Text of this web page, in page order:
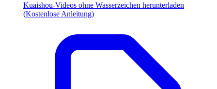
Kuaishou-Videos ohne Wasserzeichen herunterladen
(Kostenlose Anleitung)